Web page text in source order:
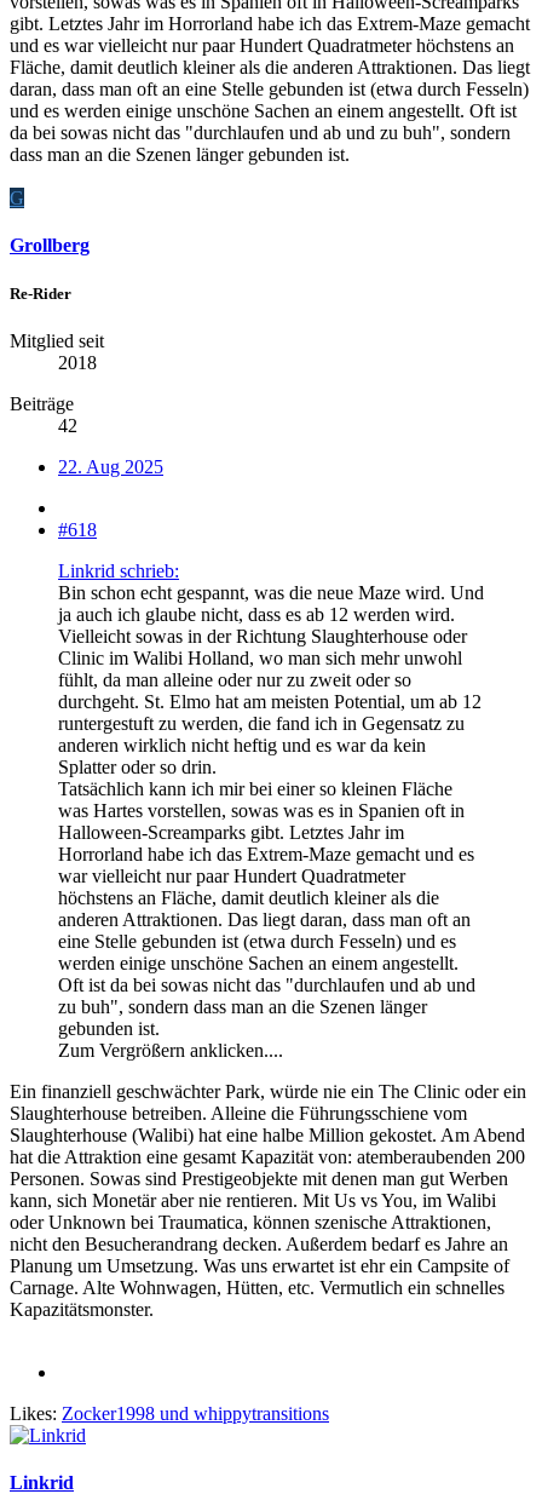
gibt. Letztes Jahr im Horrorland habe ich das Extrem-Maze gemacht
und es war vielleicht nur paar Hundert Quadratmeter höchstens an
Fläche, damit deutlich kleiner als die anderen Attraktionen. Das liegt
daran, dass man oft an eine Stelle gebunden ist (etwa durch Fesseln)
und es werden einige unschöne Sachen an einem angestellt. Oft ist
da bei sowas nicht das "durchlaufen und ab und zu buh", sondern
dass man an die Szenen länger gebunden ist.
G
Grollberg
Re-Rider
Mitglied seit
2018
Beiträge
42
22. Aug 2025
#618
Linkrid schrieb:
Bin schon echt gespannt, was die neue Maze wird. Und
ja auch ich glaube nicht, dass es ab 12 werden wird.
Vielleicht sowas in der Richtung Slaughterhouse oder
Clinic im Walibi Holland, wo man sich mehr unwohl
fühlt, da man alleine oder nur zu zweit oder so
durchgeht. St. Elmo hat am meisten Potential, um ab 12
runtergestuft zu werden, die fand ich in Gegensatz zu
anderen wirklich nicht heftig und es war da kein
Splatter oder so drin.
Tatsächlich kann ich mir bei einer so kleinen Fläche
was Hartes vorstellen, sowas was es in Spanien oft in
Halloween-Screamparks gibt. Letztes Jahr im
Horrorland habe ich das Extrem-Maze gemacht und es
war vielleicht nur paar Hundert Quadratmeter
höchstens an Fläche, damit deutlich kleiner als die
anderen Attraktionen. Das liegt daran, dass man oft an
eine Stelle gebunden ist (etwa durch Fesseln) und es
werden einige unschöne Sachen an einem angestellt.
Oft ist da bei sowas nicht das "durchlaufen und ab und
zu buh", sondern dass man an die Szenen länger
gebunden ist.
Zum Vergrößern anklicken....
Ein finanziell geschwächter Park, würde nie ein The Clinic oder ein
Slaughterhouse betreiben. Alleine die Führungsschiene vom
Slaughterhouse (Walibi) hat eine halbe Million gekostet. Am Abend
hat die Attraktion eine gesamt Kapazität von: atemberaubenden 200
Personen. Sowas sind Prestigeobjekte mit denen man gut Werben
kann, sich Monetär aber nie rentieren. Mit Us vs You, im Walibi
oder Unknown bei Traumatica, können szenische Attraktionen,
nicht den Besucherandrang decken. Außerdem bedarf es Jahre an
Planung um Umsetzung. Was uns erwartet ist ehr ein Campsite of
Carnage. Alte Wohnwagen, Hütten, etc. Vermutlich ein schnelles
Kapazitätsmonster.
Likes: Zocker1998 und whippytransitions
Linkrid